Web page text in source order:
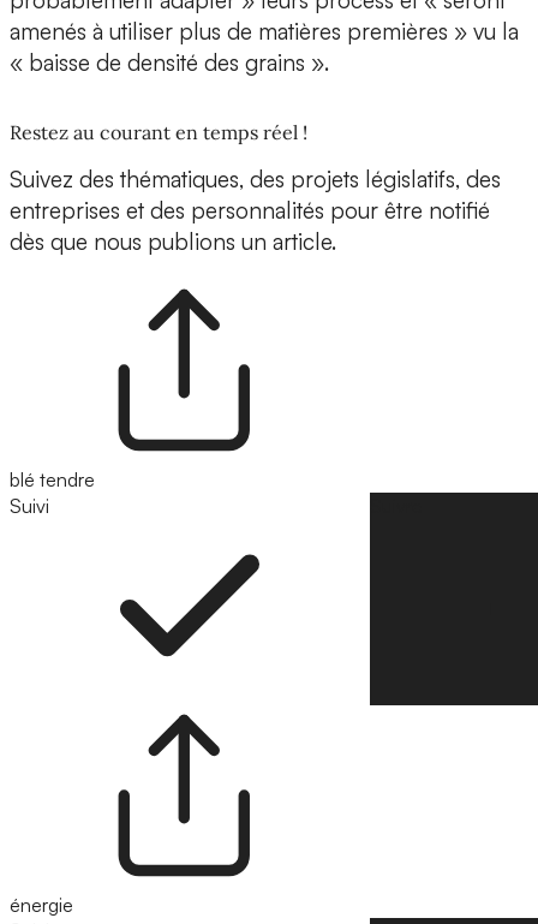
amenés à utiliser plus de matières premières » vu la
« baisse de densité des grains ».
Restez au courant en temps réel !
Suivez des thématiques, des projets législatifs, des
entreprises et des personnalités pour être notifié
dès que nous publions un article.
blé tendre
Suivi
énergie